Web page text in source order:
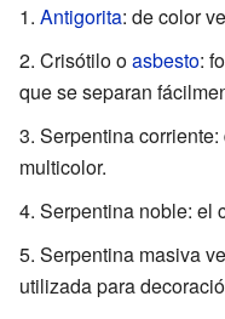
Antigorita: de color
Crisótilo oasbesto:
que se separan
Serpentina
multicolor.
Serpentina noble: el
Serpentina masiva
utilizada para